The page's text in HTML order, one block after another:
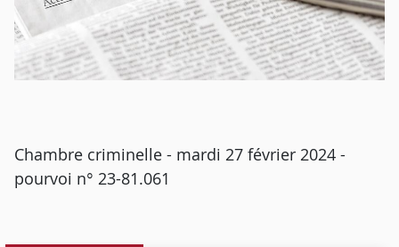
Chambre criminelle - mardi 27 février 2024 -
pourvoi n° 23-81.061